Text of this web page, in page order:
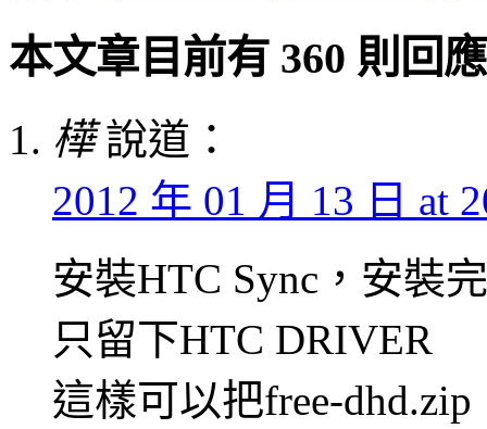
本文章目前有 360 則回應
樺 說道：
2012 年 01 月 13 日 at
安裝HTC Sync，安裝
只留下HTC DRIVER
這樣可以把free-